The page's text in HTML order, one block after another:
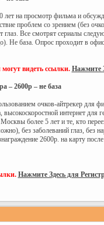
на просмотр фильма и
проблем со зрением (без
Все смотрят сериалы
Не база. Опрос проходит в
видеть ссылки. Нажмите
– 2600р – не база
очков-айтрекер для
интернет
более 5 лет и те, кто
без заболеваний глаз,
2600р. на карту после
Нажмите Здесь для